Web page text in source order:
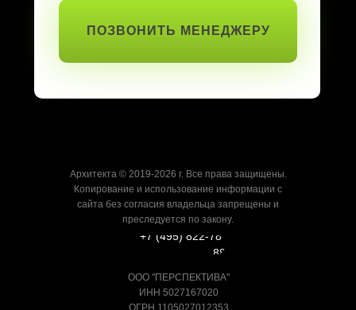
ПОЗВОНИТЬ МЕНЕДЖЕРУ
+7 (495) 822-78-
88
ООО "ПЕРСПЕКТИВА"
ИНН 5027167020
Архитекта © 2019-2026 г. Все права защищены.
Копирование и использование информации с
сайта без согласия владельца запрещены и
преследуется по закону.